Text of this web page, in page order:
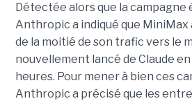
Détectée alors que la campagne
Anthropic a indiqué que
de la moitié de son trafic vers le
nouvellement lancé de Claude
heures. Pour mener à bien ces
Anthropic a précisé que les